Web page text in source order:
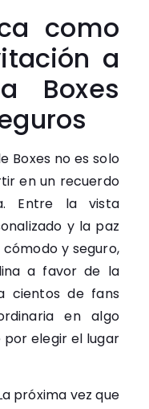
como
a
Boxes
Boxes no es solo
en un recuerdo
Entre la vista
y la paz
y seguro,
a favor de la
cientos de fans
en algo
elegir el lugar
próxima vez que